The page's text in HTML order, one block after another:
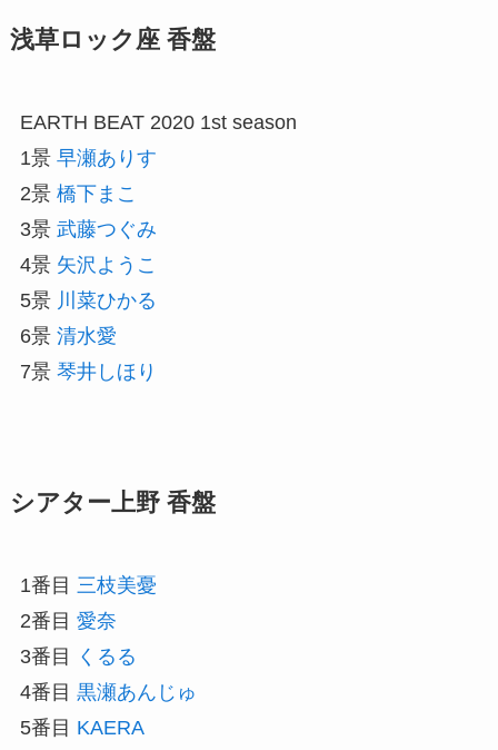
浅草ロック座 香盤
EARTH BEAT 2020 1st season
1景 早瀬ありす
2景 橋下まこ
3景 武藤つぐみ
4景 矢沢ようこ
5景 川菜ひかる
6景 清水愛
7景 琴井しほり
シアター上野 香盤
1番目 三枝美憂
2番目 愛奈
3番目 くるる
4番目 黒瀬あんじゅ
5番目 KAERA